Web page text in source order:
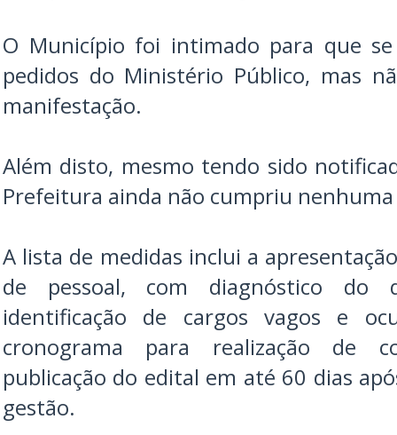
O Município foi intimado para que
pedidos do Ministério Público, mas
manifestação.
Além disto, mesmo tendo sido
Prefeitura ainda não cumpriu
A lista de medidas inclui a
de pessoal, com diagnóstico do
identificação de cargos vagos e
cronograma para realização de
publicação do edital em até 60 dias
gestão.